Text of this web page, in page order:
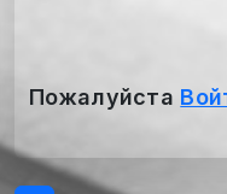
Пожалуйста